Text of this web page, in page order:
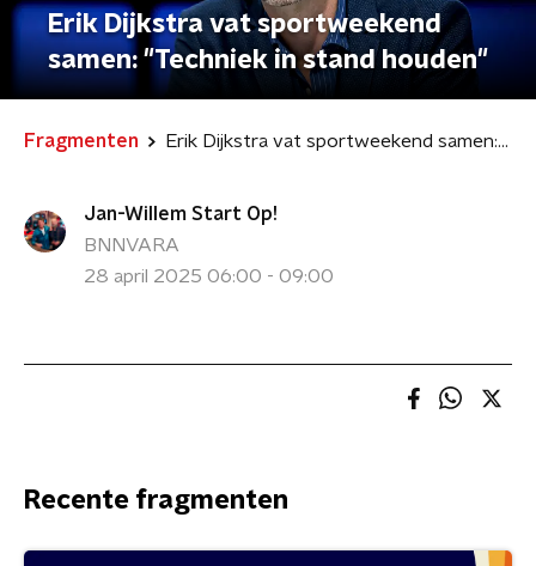
Erik Dijkstra vat sportweekend
samen: "Techniek in stand houden"
Fragmenten Erik Dijkstra vat sportweekend samen: "Techniek in stand houden"
Jan-Willem Start Op!
BNNVARA
28 april 2025 06:00 - 09:00
Recente fragmenten